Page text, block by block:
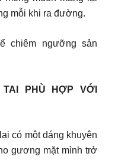
mỗi khi ra đường.
chiêm ngưỡng sản
PHÙ HỢP VỚI
có một dáng khuyên
gương mặt mình trở